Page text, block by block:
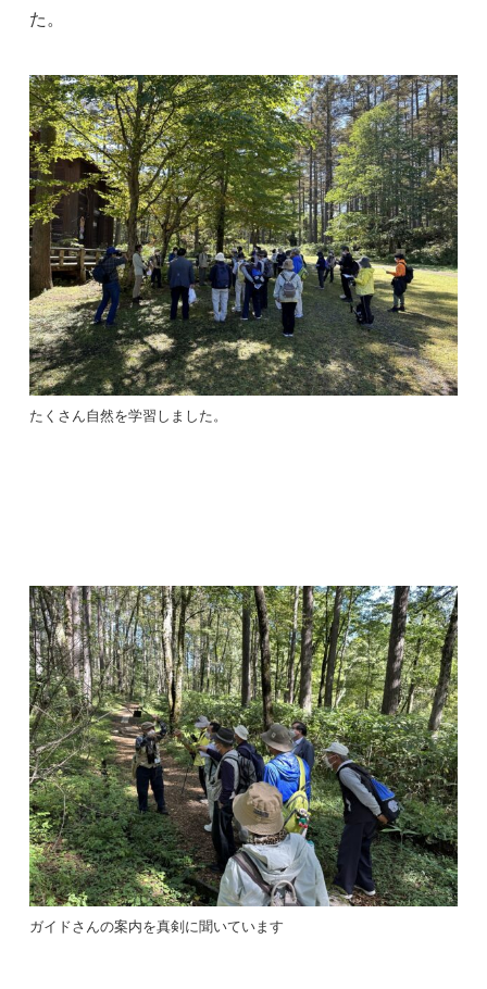
た。
たくさん自然を学習しました。
ガイドさんの案内を真剣に聞いています